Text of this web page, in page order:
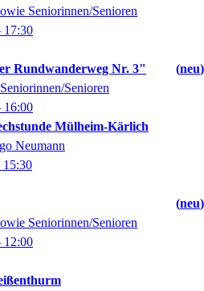
Seniorinnen/Senioren
17:30
Rundwanderweg Nr. 3"
neu
Senioren
16:00
Mülheim-Kärlich
Neumann
15:30
neu
Seniorinnen/Senioren
12:00